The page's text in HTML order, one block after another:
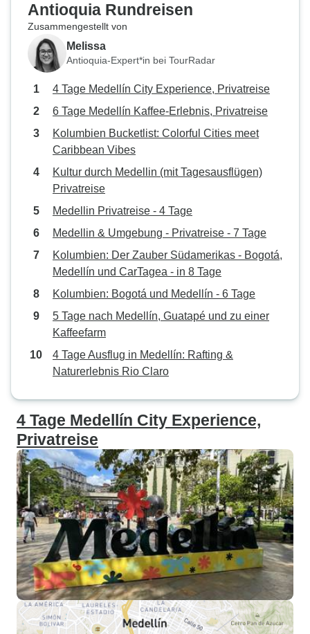
Antioquia Rundreisen
Zusammengestellt von
Melissa
Antioquia-Expert*in bei TourRadar
4 Tage Medellín City Experience, Privatreise
6 Tage Medellín Kaffee-Erlebnis, Privatreise
Kolumbien Bucketlist: Colorful Cities meet
Caribbean Vibes
Kultur durch Medellin (mit Tagesausflügen)
Privatreise
Medellin Privatreise - 4 Tage
Medellin & Umgebung - Privatreise - 7 Tage
Kolumbien: Der Zauber Südamerikas - Bogotá,
Medellín und CarTagea - in 8 Tage
Kolumbien: Bogotá und Medellín - 6 Tage
5 Tage nach Medellín, Guatapé und zu einer
Kaffeefarm
4 Tage Ausflug in Medellín: Rafting &
Naturerlebnis Rio Claro
4 Tage Medellín City Experience,
Privatreise